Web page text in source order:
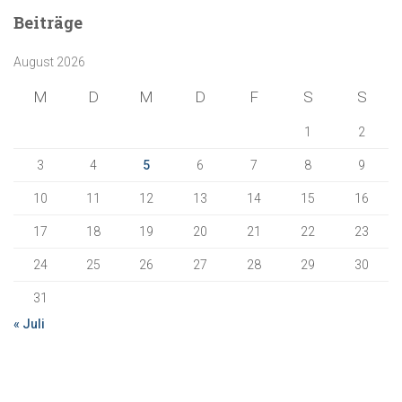
n
a
Beiträge
August 2026
M D M D F S S
1 2
3 4 5 6 7 8 9
10 11 12 13 14 15 16
17 18 19 20 21 22 23
24 25 26 27 28 29 30
31
« Juli